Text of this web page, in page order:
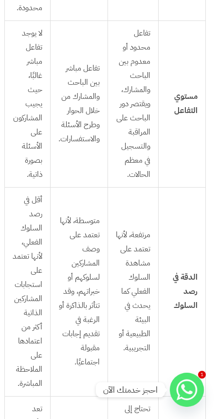
محدودة.
مستوي
التفاعل
تفاعل
محدود أو
معدوم بين
الباحث
والمشارك،
ويقتصر دور
الباحث على
المراقبة
والتسجيل
في معظم
الحالات.
تفاعل مباشر
بين الباحث
والمشارك من
خلال الحوار
وطرح الأسئلة
والاستفسارات.
لا يوجد
تفاعل
مباشر
غالبًا،
حيث
يجيب
المشاركون
على
الأسئلة
بصورة
ذاتية.
الدقة في
رصد
السلوك
مرتفعة، لأنها
تعتمد على
مشاهدة
السلوك
الفعلي كما
يحدث في
البيئة
الطبيعية أو
التجريبية.
متوسطة، لأنها
تعتمد على
وصف
المشاركين
لسلوكهم أو
خبراتهم، وقد
تتأثر بالذاكرة أو
الرغبة في
تقديم إجابات
مقبولة
اجتماعيًا.
أقل في
رصد
السلوك
الفعلي،
لأنها تعتمد
على
استجابات
المشاركين
الذاتية
أكثر من
اعتمادها
على
الملاحظة
المباشرة.
تحتاج إلى
تعد
1
احجز خدمتك الآن